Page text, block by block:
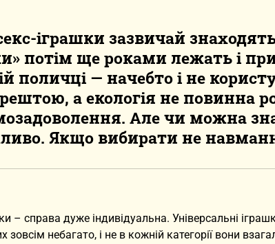
іграшки зазвичай
потім ще роками лежать і
поличці — начебто і не
а екологія не повинна
Але чи можна
Якщо вибирати не
– справа дуже індивідуальна. Універсальні
зовсім небагато, і не в кожній категорії вони